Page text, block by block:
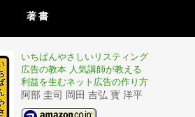
著書
いちばんやさしいリスティング
広告の教本 人気講師が教える
利益を生むネット広告の作り方
阿部 圭司 岡田 吉弘 寳 洋平